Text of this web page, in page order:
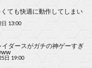
ても快適に動作してしまい
日 13:00
イダースがガチの神ゲーすぎ
日 19:00